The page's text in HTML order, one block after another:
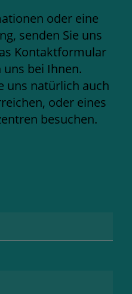
oder eine
senden Sie uns
Kontaktformular
bei Ihnen.
uns natürlich auch
oder eines
besuchen.